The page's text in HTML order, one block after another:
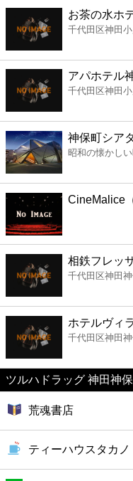
コンビニ
薬局
スーパー
エンタメ
レジャー
書店
ファミレス
ファーストフード
カフェ
ショッピング
お茶の水ホ
千代田区神田
アパホテル
千代田区神田
神保町シア
昭和の懐かし
CineMalice
相鉄フレッ
千代田区神田
ホテルヴィ
千代田区神田
ツルハドラッグ 神田神
荒魂書店
ティーハウスタカノ